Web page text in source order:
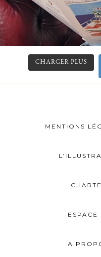
CHARGER PLUS
MENTIONS
ESPACE
A